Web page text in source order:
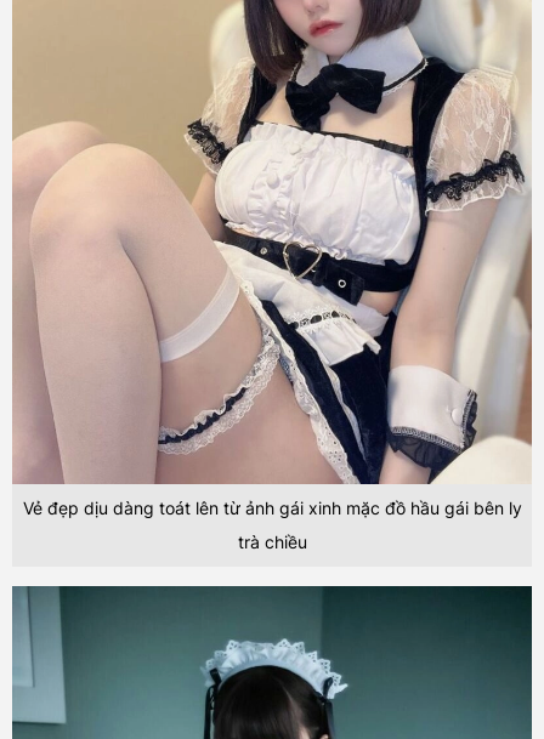
Vẻ đẹp dịu dàng toát lên từ ảnh gái xinh mặc đồ hầu gái bên ly
trà chiều